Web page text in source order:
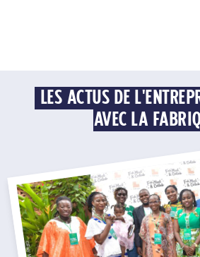
LES ACTUS DE
AVEC LA